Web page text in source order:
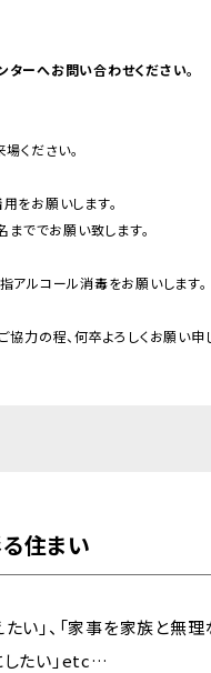
ーへお問い合わせください。
ください。
をお願いします。
まででお願い致します。
アルコール消毒をお願いします。
力の程、何卒よろしくお願い申
住まい
」、「家事を家族と無理
したい」etc…